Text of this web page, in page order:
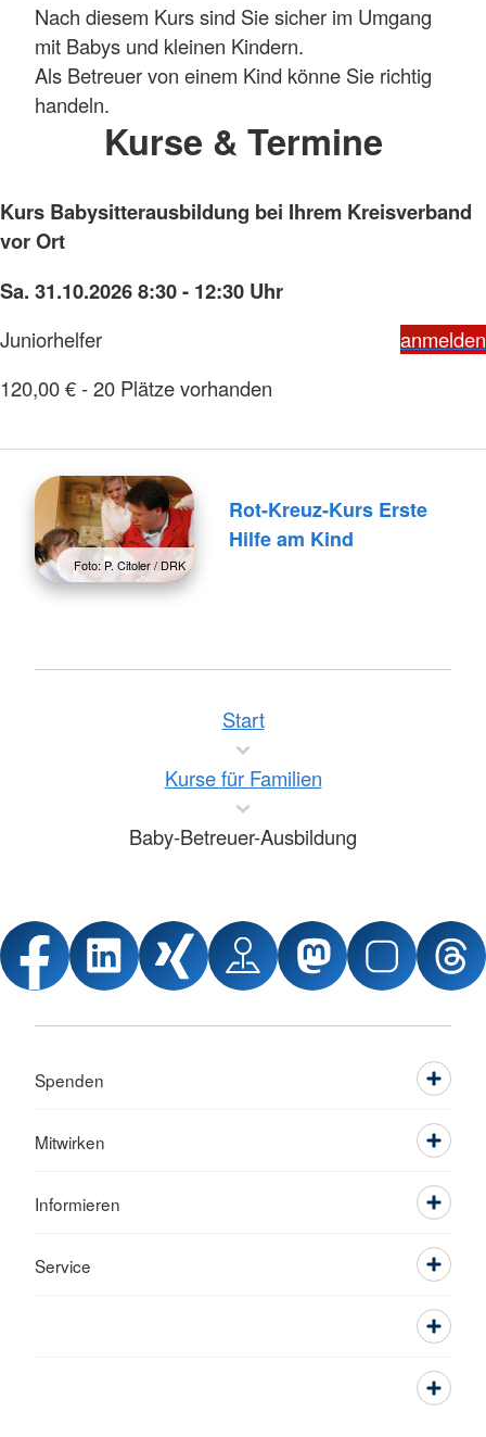
Nach diesem Kurs sind Sie sicher im Umgang
mit Babys und kleinen Kindern.
Als Betreuer von einem Kind könne Sie richtig
handeln.
Kurse & Termine
Kurs Babysitterausbildung bei Ihrem Kreisverband
vor Ort
Sa. 31.10.2026 8:30 - 12:30 Uhr
Juniorhelfer
anmelden
120,00 € - 20 Plätze vorhanden
Foto: P. Citoler / DRK
Rot-Kreuz-Kurs Erste
Hilfe am Kind
Start
Kurse für Familien
Baby-Betreuer-Ausbildung
Spenden
Mitwirken
Informieren
Service